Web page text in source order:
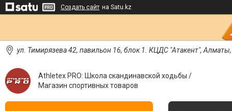
Создать сайт на Satu.kz
ул. Тимирязева 42, павильон 16, блок 1. КЦДС "Атакент", Алматы,
Athletex PRO: Школа скандинавской ходьбы /
Магазин спортивных товаров